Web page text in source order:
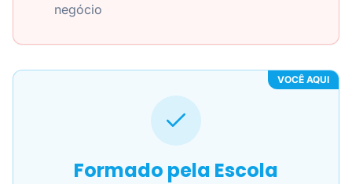
negócio
VOCÊ AQUI
Formado pela Escola